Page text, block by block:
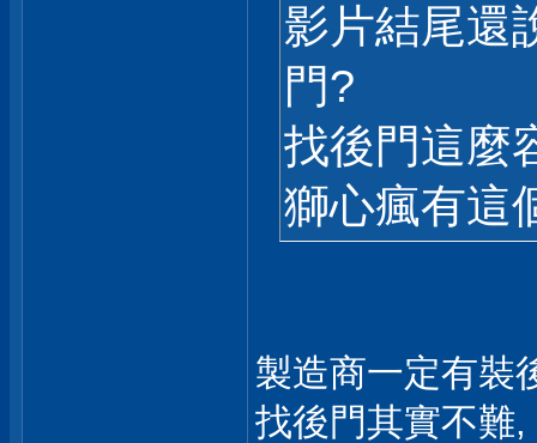
影片結尾還
門?
找後門這麼
獅心瘋有這
製造商一定有裝
找後門其實不難